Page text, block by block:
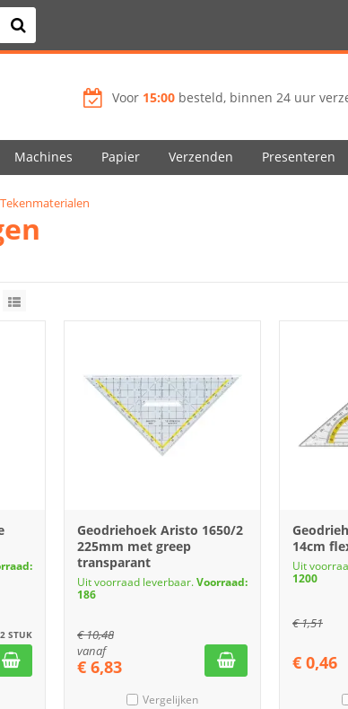
Voor 15:00 besteld, binnen 24 uur
Machines Papier Verzenden Presenteren
Tekenmaterialen
STUK
Geodriehoek Aristo 1650/2
225mm met greep
transparant
Uit voorraad leverbaar.Voorraad:
186
€10,48
vanaf
€ 6,83
Vergelijken
14cm
Uit
1200
€1,51
€ 0,46